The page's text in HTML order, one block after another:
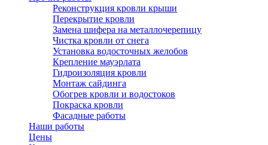
Реконструкция кровли крыши
Перекрытие кровли
Замена шифера на металлочерепицу
Чистка кровли от снега
Установка водосточных желобов
Крепление мауэрлата
Гидроизоляция кровли
Монтаж сайдинга
Обогрев кровли и водостоков
Покраска кровли
Фасадные работы
Наши работы
Цены